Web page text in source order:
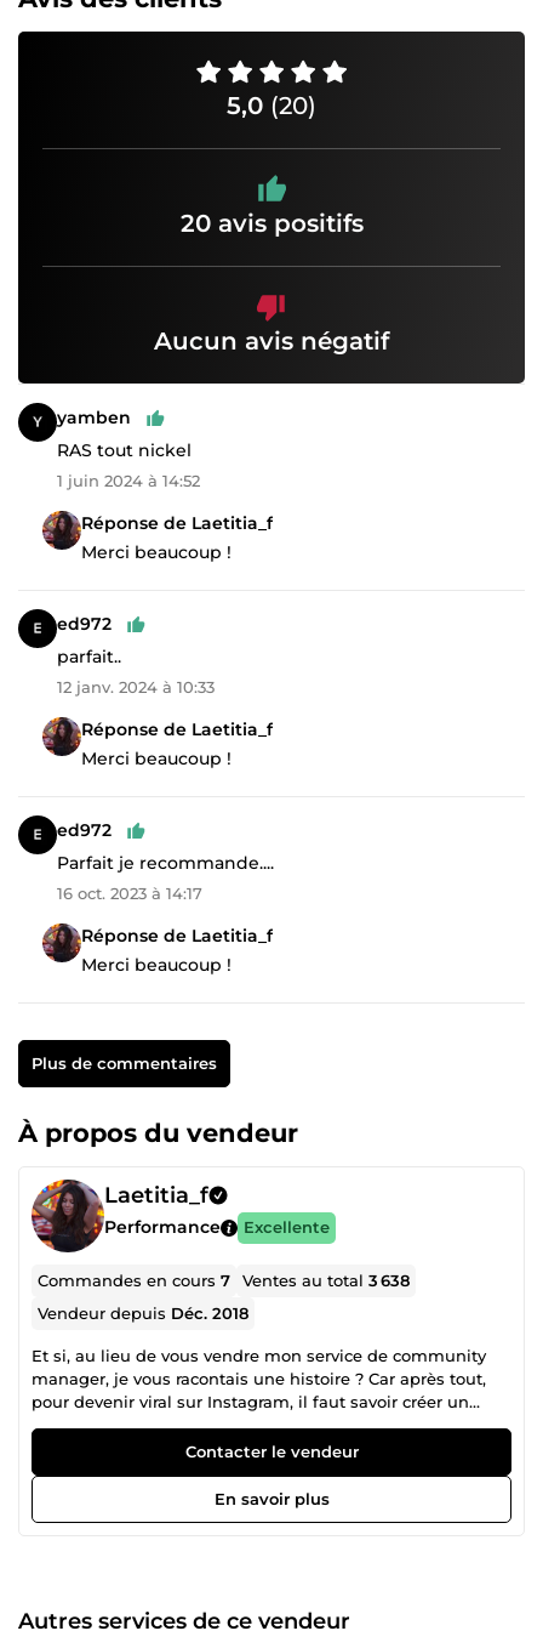
5,0 (20)
20 avis positifs
Aucun avis négatif
yamben
RAS tout nickel
1 juin 2024 à 14:52
Réponse de Laetitia_f
Merci beaucoup !
ed972
parfait..
12 janv. 2024 à 10:33
Réponse de Laetitia_f
Merci beaucoup !
ed972
Parfait je recommande....
16 oct. 2023 à 14:17
Réponse de Laetitia_f
Merci beaucoup !
Plus de commentaires
À propos du vendeur
Laetitia_f
Performance Excellente
Commandes en cours7 Ventes au total3 638
Vendeur depuis Déc. 2018
Et si, au lieu de vous vendre mon service de community
manager, je vous racontais une histoire ? Car après tout,
pour devenir viral sur Instagram, il faut savoir créer un
storytelling digne de ce nom. 🥇10 000 abonnés sur
Instagram en 40 jours : c’est le défi que je me suis lancé
en tant que community manager. Je savais une chose :
lorsqu’on comprend les codes d’Instagram, on peut créer
du contenu viral, peu importe la thématique. J’ai donc créé
000 abonnés en partant de 0, et en 40 jours. Et devinez
Contacter le vendeur
En savoir plus
Autres services de ce vendeur